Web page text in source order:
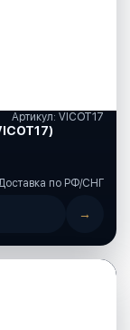
Артикул: VICOT17
Доставка по РФ/СНГ
→